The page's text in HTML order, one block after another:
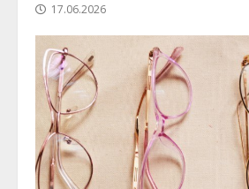
17.06.2026